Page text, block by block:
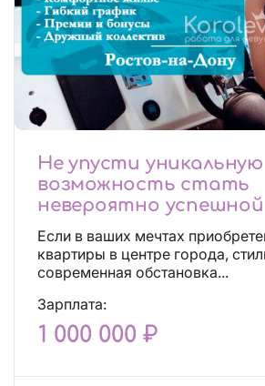
Не упусти уникальную
возможность стать
невероятно
независимой!
Если в ваших мечтах
квартиры в центре города,
современная обстановка...
Зарплата:
1 000 000 ₽